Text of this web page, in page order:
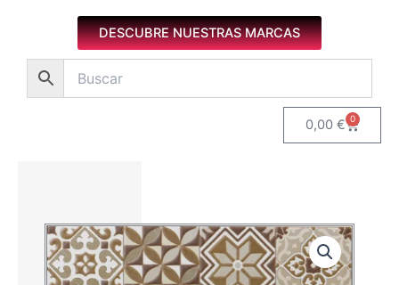
DESCUBRE NUESTRAS MARCAS
0,00€ 0
Carrito